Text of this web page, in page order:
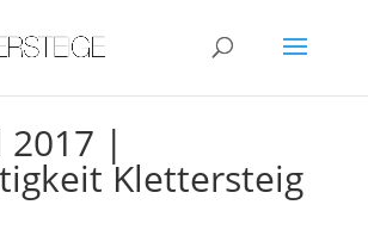
2017 |
Klettersteig